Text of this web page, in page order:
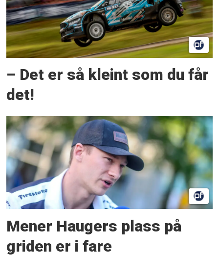
– Det er så kleint som du får
det!
Mener Haugers plass på
griden er i fare